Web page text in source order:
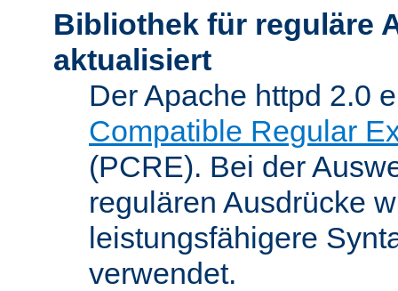
Bibliothek für reguläre
aktualisiert
Der Apache httpd 2.0
Compatible Regular
(PCRE). Bei der
regulären Ausdrücke
leistungsfähigere
verwendet.